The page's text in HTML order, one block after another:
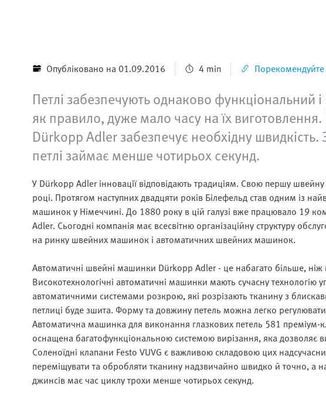
Опубліковано на 01.09.2016 4 min
Петлі забезпечують однаково функціональний
як правило, дуже мало часу на їх
Dürkopp Adler забезпечує необхідну
петлі займає менше чотирьох секунд.
У Dürkopp Adler інновації відповідають традиціям. Свою першу
році. Протягом наступних двадцяти років Білефельд став одним із
машинок у Німеччині. До 1880 року в цій галузі вже працювало 19
Adler. Сьогодні компанія має всесвітню організаційну структуру
на ринку швейних машинок і автоматичних швейних машинок.
Автоматичні швейні машинки Dürkopp Adler - це набагато більше,
Високотехнологічні автоматичні машинки мають сучасну технологію
автоматичними системами розкрою, які розрізають тканину з
петлиці буде зшита. Форму та довжину петель можна легко
Автоматична машинка для виконання глазкових петель 581 преміум-
оснащена багатофункціональною системою вирізання, яка дозволяє
Соленоїдні клапани Festo VUVG є важливою складовою цих
переміщувати та обробляти тканину надзвичайно швидко й точно, а
джинсів має час циклу трохи менше чотирьох секунд.